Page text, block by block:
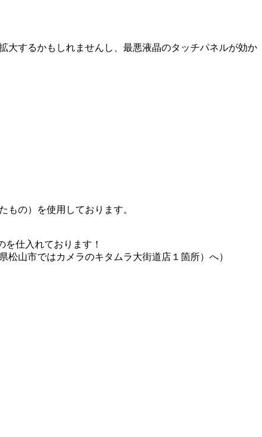
大するかもしれませんし、最悪液晶のタッチパネルが効か
の）を使用しております。
仕入れております！
山市ではカメラのキタムラ大街道店１箇所）へ）